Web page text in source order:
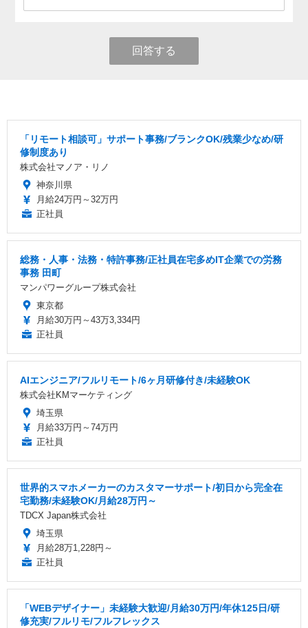
回答する
「リモート相談可」サポート事務/ブランクOK/残業少なめ/研
修制度あり
株式会社マノア・リノ
神奈川県
月給24万円～32万円
正社員
総務・人事・法務・特許事務/正社員在宅多めIT企業での労務
事務 田町
マンパワーグループ株式会社
東京都
月給30万円～43万3,334円
正社員
AIエンジニア/フルリモート/6ヶ月研修付き/未経験OK
株式会社KMマーケティング
埼玉県
月給33万円～74万円
正社員
世界的スマホメーカーのカスタマーサポート/初日から完全在
宅勤務/未経験OK/月給28万円～
TDCX Japan株式会社
埼玉県
月給28万1,228円～
正社員
「WEBデザイナー」未経験大歓迎/月給30万円/年休125日/研
修充実/フルリモ/フルフレックス